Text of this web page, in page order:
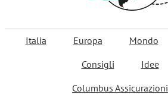
Italia Europa Mondo
Consigli
Idee
Columbus Assicurazioni